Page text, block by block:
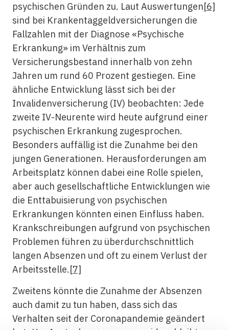
psychischen Gründen zu. Laut Auswertungen[6]
sind bei Krankentaggeldversicherungen die
Fallzahlen mit der Diagnose «Psychische
Erkrankung» im Verhältnis zum
Versicherungsbestand innerhalb von zehn
Jahren um rund 60 Prozent gestiegen. Eine
ähnliche Entwicklung lässt sich bei der
Invalidenversicherung (IV) beobachten: Jede
zweite IV-Neurente wird heute aufgrund einer
psychischen Erkrankung zugesprochen.
Besonders auffällig ist die Zunahme bei den
jungen Generationen. Herausforderungen am
Arbeitsplatz können dabei eine Rolle spielen,
aber auch gesellschaftliche Entwicklungen wie
die Enttabuisierung von psychischen
Erkrankungen könnten einen Einfluss haben.
Krankschreibungen aufgrund von psychischen
Problemen führen zu überdurchschnittlich
langen Absenzen und oft zu einem Verlust der
Arbeitsstelle.[7]
Zweitens könnte die Zunahme der Absenzen
auch damit zu tun haben, dass sich das
Verhalten seit der Coronapandemie geändert